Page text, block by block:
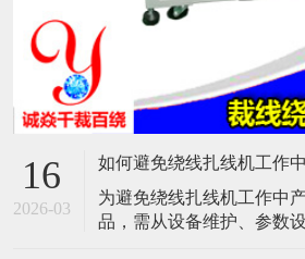
16
2026-03
为避免绕线扎线机工作中
品，需从设备维护、参数